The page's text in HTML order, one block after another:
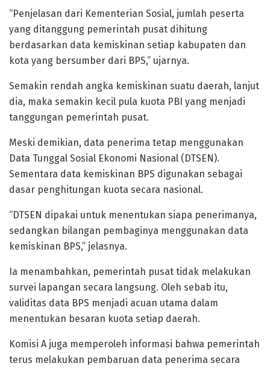
“Penjelasan dari Kementerian Sosial, jumlah peserta
yang ditanggung pemerintah pusat dihitung
berdasarkan data kemiskinan setiap kabupaten dan
kota yang bersumber dari BPS,” ujarnya.
Semakin rendah angka kemiskinan suatu daerah, lanjut
dia, maka semakin kecil pula kuota PBI yang menjadi
tanggungan pemerintah pusat.
Meski demikian, data penerima tetap menggunakan
Data Tunggal Sosial Ekonomi Nasional (DTSEN).
Sementara data kemiskinan BPS digunakan sebagai
dasar penghitungan kuota secara nasional.
“DTSEN dipakai untuk menentukan siapa penerimanya,
sedangkan bilangan pembaginya menggunakan data
kemiskinan BPS,” jelasnya.
Ia menambahkan, pemerintah pusat tidak melakukan
survei lapangan secara langsung. Oleh sebab itu,
validitas data BPS menjadi acuan utama dalam
menentukan besaran kuota setiap daerah.
Komisi A juga memperoleh informasi bahwa pemerintah
terus melakukan pembaruan data penerima secara